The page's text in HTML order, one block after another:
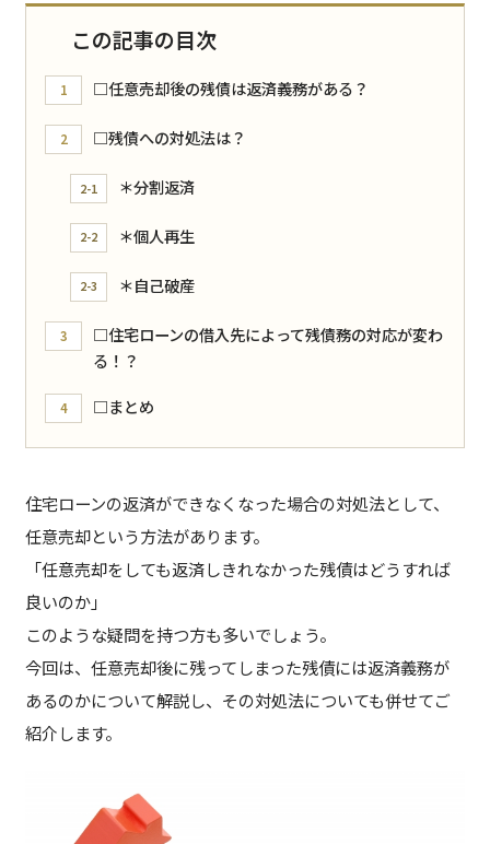
この記事の目次
1 □任意売却後の残債は返済義務がある？
2 □残債への対処法は？
2-1 ＊分割返済
2-2 ＊個人再生
2-3 ＊自己破産
3
□住宅ローンの借入先によって残債務の対応が変わ
る！？
4 □まとめ
住宅ローンの返済ができなくなった場合の対処法として、
任意売却という方法があります。
「任意売却をしても返済しきれなかった残債はどうすれば
良いのか」
このような疑問を持つ方も多いでしょう。
今回は、任意売却後に残ってしまった残債には返済義務が
あるのかについて解説し、その対処法についても併せてご
紹介します。